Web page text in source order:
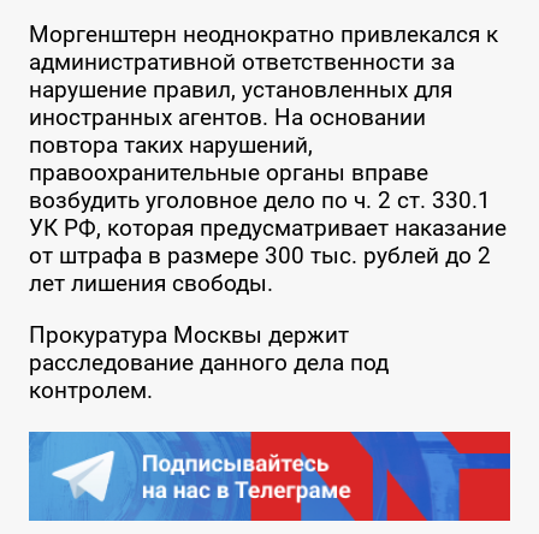
Моргенштерн неоднократно привлекался к
административной ответственности за
нарушение правил, установленных для
иностранных агентов. На основании
повтора таких нарушений,
правоохранительные органы вправе
возбудить уголовное дело по ч. 2 ст. 330.1
УК РФ, которая предусматривает наказание
от штрафа в размере 300 тыс. рублей до 2
лет лишения свободы.
Прокуратура Москвы держит
расследование данного дела под
контролем.